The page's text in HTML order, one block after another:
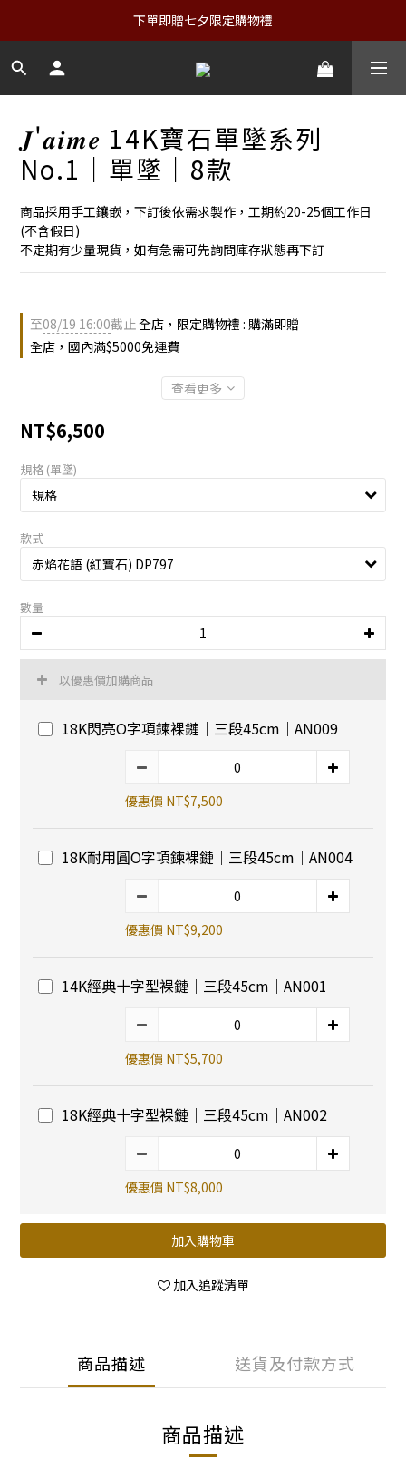
下單即贈七夕限定購物禮
𝑱'𝒂𝒊𝒎𝒆 14K寶石單墜系列
No.1｜單墜｜8款
商品採用手工鑲嵌，下訂後依需求製作，工期約20-25個工作日
(不含假日)
不定期有少量現貨，如有急需可先詢問庫存狀態再下訂
至08/19 16:00截止全店，限定購物禮 : 購滿即贈
全店，國內滿$5000免運費
查看更多
NT$6,500
規格 (單墜)
款式
數量
以優惠價加購商品
18K閃亮O字項鍊裸鏈｜三段45cm｜AN009
優惠價 NT$7,500
18K耐用圓O字項鍊裸鏈｜三段45cm｜AN004
優惠價 NT$9,200
14K經典十字型裸鏈｜三段45cm｜AN001
優惠價 NT$5,700
18K經典十字型裸鏈｜三段45cm｜AN002
優惠價 NT$8,000
加入購物車
加入追蹤清單
商品描述 送貨及付款方式
商品描述